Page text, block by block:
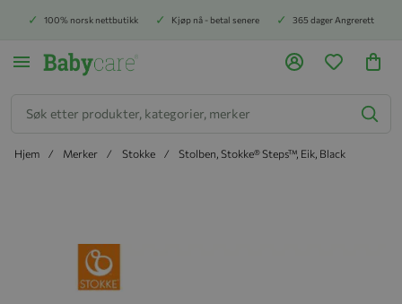
100% norsk nettbutikk Kjøp nå - betal senere 365 dager Angrerett
Hjem Merker Stokke Stolben, Stokke® Steps™, Eik, Black
Hopp til slutten av bildegalleriet